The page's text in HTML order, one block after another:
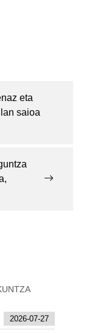
eta
saioa
2026-07-27